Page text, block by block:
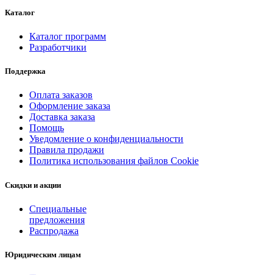
Каталог
Каталог программ
Разработчики
Поддержка
Оплата заказов
Оформление заказа
Доставка заказа
Помощь
Уведомление о конфиденциальности
Правила продажи
Политика использования файлов Cookie
Скидки и акции
Специальные
предложения
Распродажа
Юридическим лицам